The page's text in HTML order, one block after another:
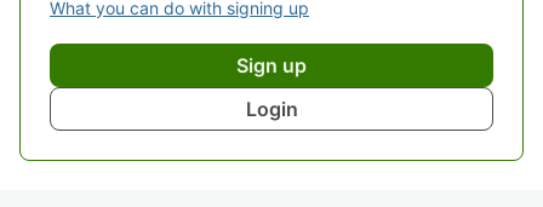
What you can do with signing up
Sign up
Login